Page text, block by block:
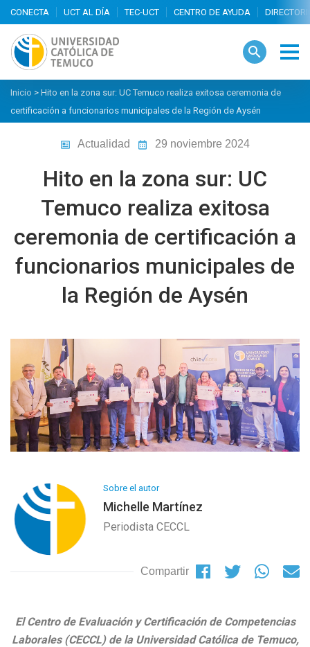
search
Inicio > Hito en la zona sur: UC Temuco realiza exitosa ceremonia de
certificación a funcionarios municipales de la Región de Aysén
Actualidad 29 noviembre 2024
Hito en la zona sur: UC
Temuco realiza exitosa
ceremonia de certificación a
funcionarios municipales de
la Región de Aysén
Sobre el autor
Michelle Martínez
Periodista CECCL
Compartir
El Centro de Evaluación y Certificación de Competencias
Laborales (CECCL) de la Universidad Católica de Temuco,